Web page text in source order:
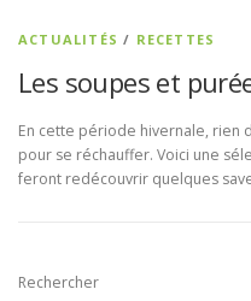
ACTUALITÉS / RECETTES
Les soupes et
En cette période hivernale, rien
pour se réchauffer. Voici une
feront redécouvrir quelques
Rechercher